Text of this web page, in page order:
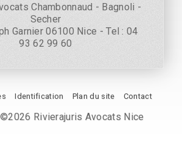
Chambonnaud - Bagnoli -
Secher
Garnier 06100 Nice - Tel : 04
93 62 99 60
Identification Plan du site Contact
©2026 Rivierajuris Avocats Nice